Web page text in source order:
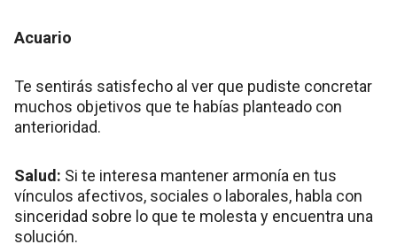
Acuario
Te sentirás satisfecho al ver que pudiste concretar
muchos objetivos que te habías planteado con
anterioridad.
Salud: Si te interesa mantener armonía en tus
vínculos afectivos, sociales o laborales, habla con
sinceridad sobre lo que te molesta y encuentra una
solución.